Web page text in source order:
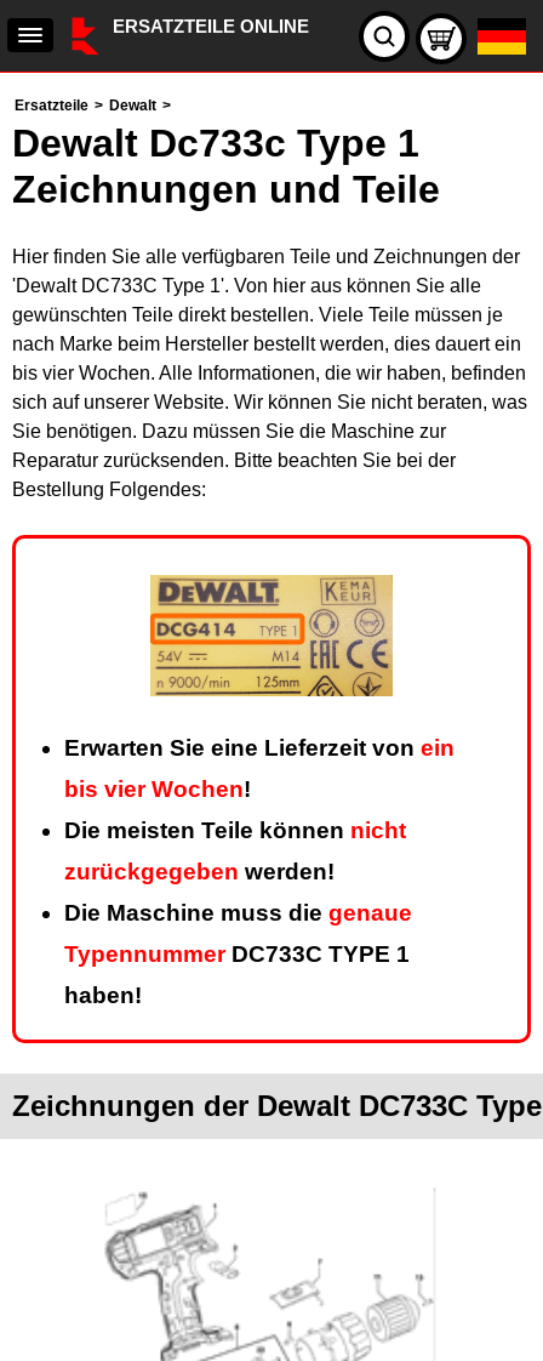
ERSATZTEILE ONLINE
Ersatzteile > Dewalt >
Dewalt Dc733c Type 1
Zeichnungen und Teile
Hier finden Sie alle verfügbaren Teile und Zeichnungen der
'Dewalt DC733C Type 1'. Von hier aus können Sie alle
gewünschten Teile direkt bestellen. Viele Teile müssen je
nach Marke beim Hersteller bestellt werden, dies dauert ein
bis vier Wochen. Alle Informationen, die wir haben, befinden
sich auf unserer Website. Wir können Sie nicht beraten, was
Sie benötigen. Dazu müssen Sie die Maschine zur
Reparatur zurücksenden. Bitte beachten Sie bei der
Bestellung Folgendes:
Erwarten Sie eine Lieferzeit von ein
bis vier Wochen!
Die meisten Teile können nicht
zurückgegeben werden!
Die Maschine muss die genaue
TypennummerDC733C TYPE 1
haben!
Zeichnungen der Dewalt DC733C